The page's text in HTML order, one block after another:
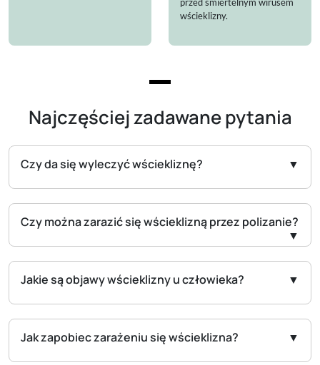
wścieklizny.
Najczęściej zadawane pytania
Czy da się wyleczyć wściekliznę?
Czy można zarazić się wścieklizną przez polizanie?
Jakie są objawy wścieklizny u człowieka?
Jak zapobiec zarażeniu się wścieklizna?